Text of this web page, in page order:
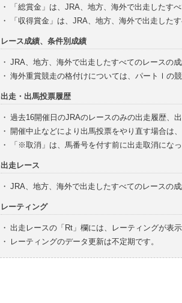
・
「総賞金」は、JRA、地方、海外で出走したす
・
「収得賞金」は、JRA、地方、海外で出走した
レース成績、条件別成績
・ JRA、地方、海外で出走したすべてのレースの
・ 海外重賞競走の格付けについては、パートⅠの
出走・出馬投票履歴
・ 過去16開催日のJRAのレースのみの出走履歴、
・ 開催中止などにより出馬投票をやり直す場合は
・
「※取消」は、馬番号を付す前に出走取消にな
出走レース
・ JRA、地方、海外で出走したすべてのレースの
レーティング
・ 出走レースの「Rt」欄には、レーティングが表
・
レーティングのデータ更新は不定期です。